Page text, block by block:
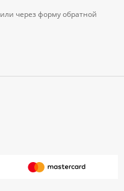
или через форму обратной